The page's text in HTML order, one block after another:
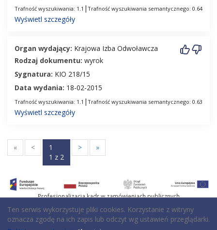
Ten serwis wykorzystuje pliki cookies. Korzystanie z witryny
oznacza zgodę na ich zapis lub odczyt wg ustawień przeglądarki.
Trafność wyszukiwania: 1.1 | Trafność wyszukiwania semantycznego: 0.64
Wyświetl szczegóły
Organ wydający: Krajowa Izba Odwoławcza
Rodzaj dokumentu: wyrok
Sygnatura: KIO 218/15
Data wydania: 18-02-2015
Trafność wyszukiwania: 1.1 | Trafność wyszukiwania semantycznego: 0.63
Wyświetl szczegóły
« <
1
1 z 2
> »
Profesjonalizacja kadr w zamówieniach publicznych
Deklaracja dostępności